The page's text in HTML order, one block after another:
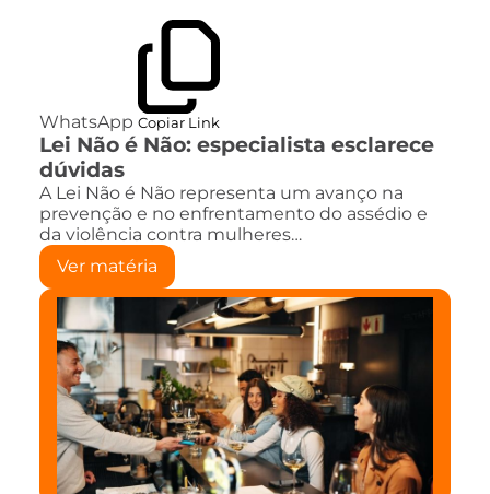
WhatsApp Copiar Link
Lei Não é Não: especialista esclarece
dúvidas
A Lei Não é Não representa um avanço na
prevenção e no enfrentamento do assédio e
da violência contra mulheres…
Ver matéria